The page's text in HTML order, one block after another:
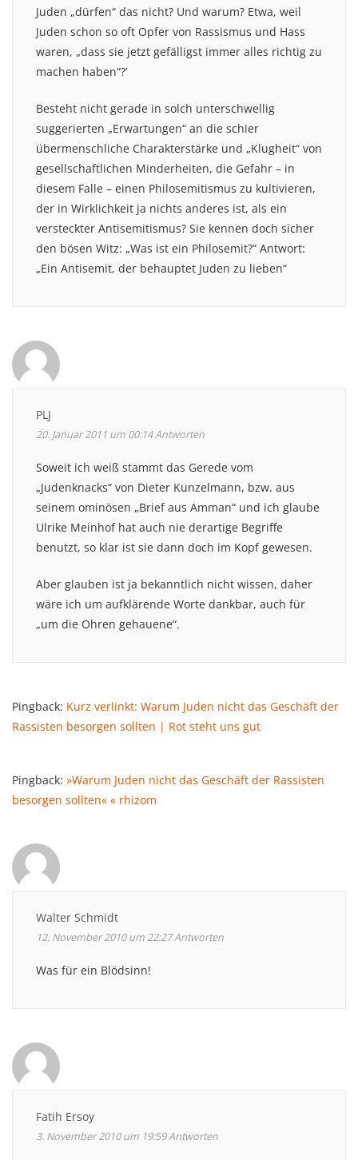
Juden „dürfen“ das nicht? Und warum? Etwa, weil
Juden schon so oft Opfer von Rassismus und Hass
waren, „dass sie jetzt gefälligst immer alles richtig zu
machen haben“?‘
Besteht nicht gerade in solch unterschwellig
suggerierten „Erwartungen“ an die schier
übermenschliche Charakterstärke und „Klugheit“ von
gesellschaftlichen Minderheiten, die Gefahr – in
diesem Falle – einen Philosemitismus zu kultivieren,
der in Wirklichkeit ja nichts anderes ist, als ein
versteckter Antisemitismus? Sie kennen doch sicher
den bösen Witz: „Was ist ein Philosemit?“ Antwort:
„Ein Antisemit, der behauptet Juden zu lieben“
PLJ
20. Januar 2011 um 00:14Antworten
Soweit ich weiß stammt das Gerede vom
„Judenknacks“ von Dieter Kunzelmann, bzw. aus
seinem ominösen „Brief aus Amman“ und ich glaube
Ulrike Meinhof hat auch nie derartige Begriffe
benutzt, so klar ist sie dann doch im Kopf gewesen.
Aber glauben ist ja bekanntlich nicht wissen, daher
wäre ich um aufklärende Worte dankbar, auch für
„um die Ohren gehauene“.
Pingback: Kurz verlinkt: Warum Juden nicht das Geschäft der
Rassisten besorgen sollten | Rot steht uns gut
Pingback: »Warum Juden nicht das Geschäft der Rassisten
besorgen sollten« « rhizom
Walter Schmidt
12. November 2010 um 22:27Antworten
Was für ein Blödsinn!
Fatih Ersoy
3. November 2010 um 19:59Antworten